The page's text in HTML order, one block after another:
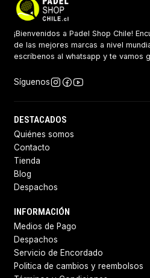
¡Bienvenidos a Padel Shop Chile!
de las mejores marcas a nivel
escríbenos al whatsapp y te vamos
Síguenos
DESTACADOS
Quiénes somos
Contacto
Tienda
Blog
Despachos
INFORMACIÓN
Medios de Pago
Despachos
Servicio de Encordado
Politica de cambios y reembolsos